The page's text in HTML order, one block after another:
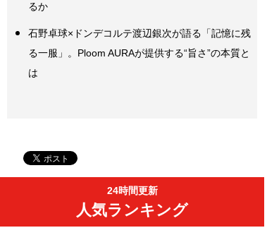
るか
石野卓球×ドンデコルテ渡辺銀次が語る「記憶に残
る一服」。Ploom AURAが提供する“旨さ”の本質と
は
24時間更新
人気ランキング